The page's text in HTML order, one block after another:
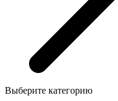
Выберите категорию